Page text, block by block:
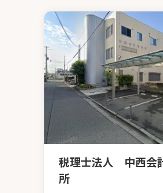
税理士法人 中西会
所